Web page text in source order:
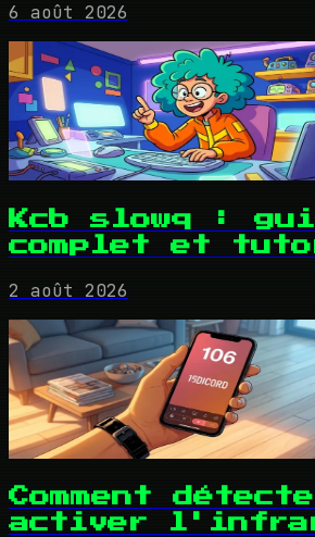
6 août 2026
Kcb slowq :
complet et
2 août 2026
Comment
activer